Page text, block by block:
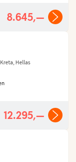
8.645,—
Hellas
12.295,—